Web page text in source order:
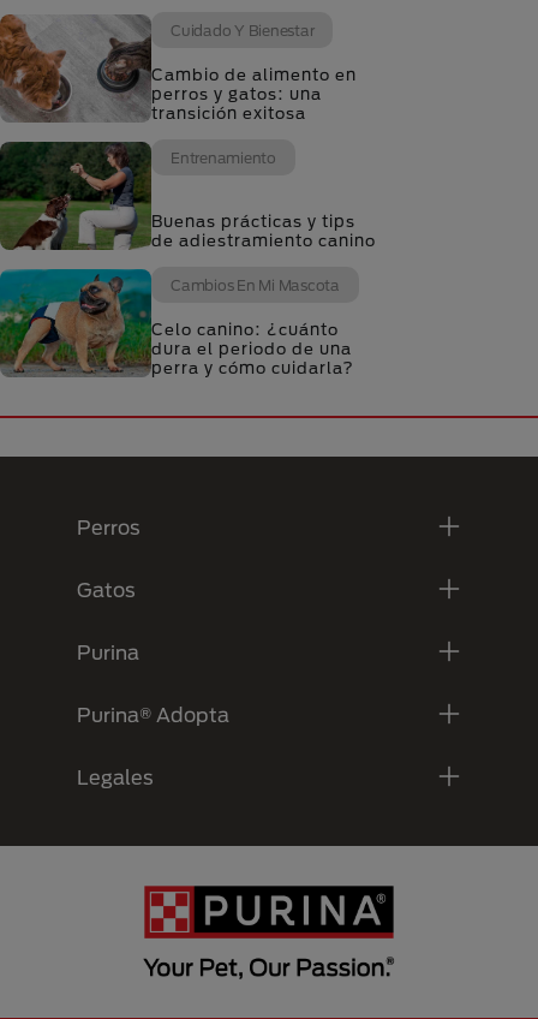
Cuidado Y Bienestar
Cambio de alimento en
perros y gatos: una
transición exitosa
Entrenamiento
Buenas prácticas y tips
de adiestramiento canino
Cambios En Mi Mascota
Celo canino: ¿cuánto
dura el periodo de una
perra y cómo cuidarla?
Perros
Gatos
Purina
Purina® Adopta
Legales